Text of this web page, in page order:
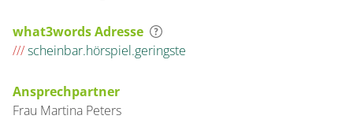
what3words Adresse
///scheinbar.hörspiel.geringste
Ansprechpartner
Frau Martina Peters